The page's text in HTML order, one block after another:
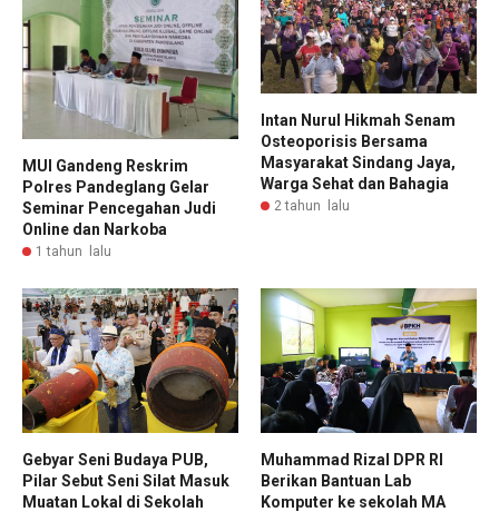
MUI Gandeng Reskrim
Polres Pandeglang Gelar
Seminar Pencegahan Judi
Online dan Narkoba
1 tahun lalu
Intan Nurul Hikmah Senam
Osteoporisis Bersama
Masyarakat Sindang Jaya,
Warga Sehat dan Bahagia
2 tahun lalu
Gebyar Seni Budaya PUB,
Pilar Sebut Seni Silat Masuk
Muatan Lokal di Sekolah
Muhammad Rizal DPR RI
Berikan Bantuan Lab
Komputer ke sekolah MA